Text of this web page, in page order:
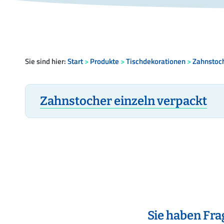
Sie sind hier:Start>Produkte >Tischdekorationen>
Zahnstocher einzeln verpackt
Sie haben